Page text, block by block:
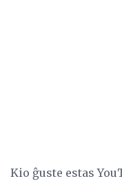
Kio ĝuste estas